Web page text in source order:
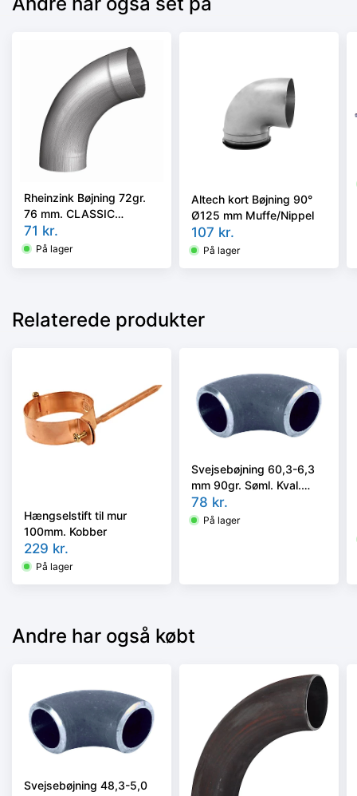
Rheinzink Bøjning 72gr.
76 mm. CLASSIC
walzblank - Tages ikke
retur -
71 kr.
På lager
Altech kort Bøjning 90°
Ø125 mm Muffe/Nippel
107 kr.
På lager
Relaterede produkter
Hængselstift til mur
100mm. Kobber
229 kr.
På lager
Svejsebøjning 60,3-6,3
mm 90gr. Søml. Kval.
P235GH, EN 10253-2
type A, 3D Slyngrenset
78 kr.
På lager
Andre har også købt
Svejsebøjning 48,3-5,0